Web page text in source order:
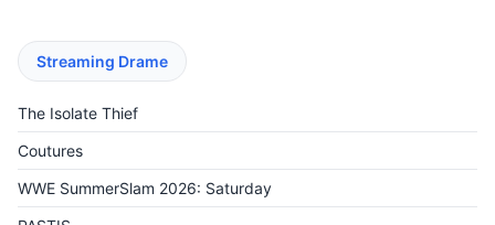
Streaming Drame
The Isolate Thief
Coutures
WWE SummerSlam 2026: Saturday